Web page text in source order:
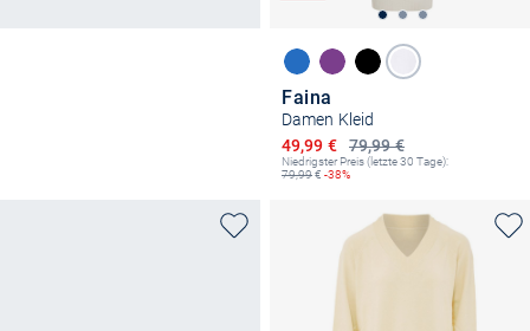
Faina
Damen Kleid
79,99 €
Ermäßigter Preis
49,99 €
Niedrigster Preis (letzte 30 Tage):
79,99€ -38%